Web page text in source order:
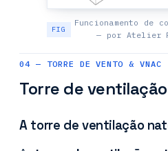
Funcionamento de
— por Atelier
04 — TORRE DE VENTO & VNAC
Torre de
A torre de ventilação